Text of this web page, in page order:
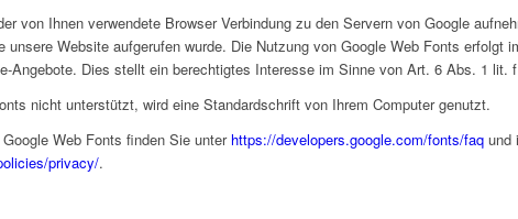
von Ihnen verwendete Browser Verbindung zu den Servern von Google
unsere Website aufgerufen wurde. Die Nutzung von Google Web Fonts erfolgt
Angebote. Dies stellt ein berechtigtes Interesse im Sinne von Art. 6 Abs. 1 lit. f
nicht unterstützt, wird eine Standardschrift von Ihrem Computer genutzt.
Web Fonts finden Sie unter https://developers.google.com/fonts/faq und
privacy/.